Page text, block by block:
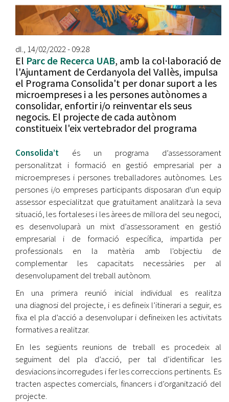
dl., 14/02/2022 - 09:28
El Parc de Recerca UAB, amb la col·laboració de
l'Ajuntament de Cerdanyola del Vallès, impulsa
el Programa Consolida't per donar suport a les
microempreses i a les persones autònomes a
consolidar, enfortir i/o reinventar els seus
negocis. El projecte de cada autònom
constitueix l'eix vertebrador del programa
Consolida’t és un programa d’assessorament
personalitzat i formació en gestió empresarial per a
microempreses i persones treballadores autònomes. Les
persones i/o empreses participants disposaran d'un equip
assessor especialitzat que gratuïtament analitzarà la seva
situació, les fortaleses i les àrees de millora del seu negoci,
es desenvoluparà un mixt d’assessorament en gestió
empresarial i de formació específica, impartida per
professionals en la matèria amb l'objectiu de
complementar les capacitats necessàries per al
desenvolupament del treball autònom.
En una primera reunió inicial individual es realitza
una diagnosi del projecte, i es defineix l’itinerari a seguir, es
fixa el pla d’acció a desenvolupar i defineixen les activitats
formatives a realitzar.
En les següents reunions de treball es procedeix al
seguiment del pla d’acció, per tal d’identificar les
desviacions incorregudes i fer les correccions pertinents. Es
tracten aspectes comercials, financers i d’organització del
projecte.